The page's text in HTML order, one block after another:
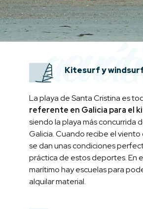
Kitesurf y
La playa de Santa Cristina es
referente en Galicia para el
siendo la playa más concurrida
Galicia. Cuando recibe el
se dan unas condiciones
práctica de estos deportes. En
marítimo hay escuelas para
alquilar material.